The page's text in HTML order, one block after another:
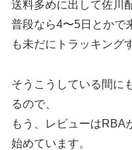
送料多めに出して佐川
普段なら4〜5日とかで
も未だにトラッキング
そうこうしている間に
るので、
もう、レビューはRBA
始めています。